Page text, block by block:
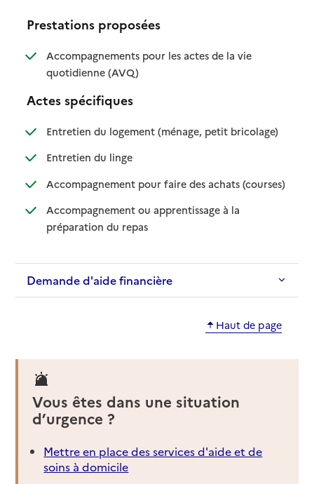
Prestations proposées
Accompagnements pour les actes de la vie
quotidienne (AVQ): disponible
: non disponible
Actes spécifiques
Entretien du logement (ménage, petit bricolage): disponible
: non
Entretien du linge: disponible
: non disponible
Accompagnement pour faire des achats (courses)
:
: non
Accompagnement ou apprentissage à la
préparation du repas: disponible
: non disponible
Demande d'aide financière
Haut de page
Vous êtes dans une situation
d’urgence ?
Mettre en place des services d'aide et de
soins à domicile